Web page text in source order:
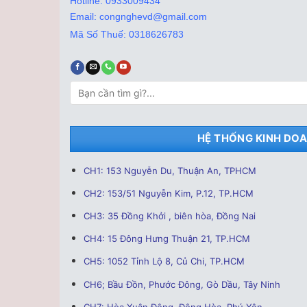
Email: congnghevd@gmail.com
Mã Số Thuế: 0318626783
Tìm
kiếm:
HỆ THỐNG KINH
CH1: 153 Nguyễn Du, Thuận An, TPHCM
CH2: 153/51 Nguyễn Kim, P.12, TP.HCM
CH3: 35 Đồng Khởi , biên hòa, Đồng Nai
CH4: 15 Đông Hưng Thuận 21, TP.HCM
CH5: 1052 Tỉnh Lộ 8, Củ Chi, TP.HCM
CH6; Bầu Đồn, Phước Đông, Gò Dầu, Tây Ninh